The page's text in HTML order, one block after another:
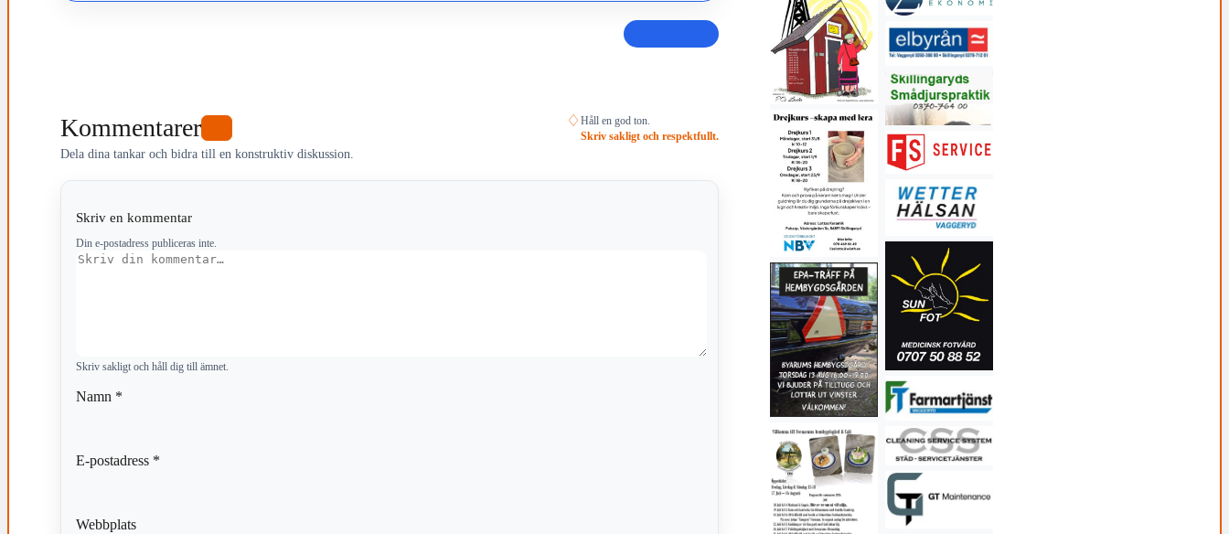
Kommentarer
Dela dina tankar och bidra till en konstruktiv diskussion.
♢ Håll en god ton.
Skriv sakligt och respektfullt.
Skriv en kommentar
Din e-postadress publiceras inte.
Kommentar
Skriv sakligt och håll dig till ämnet.
Namn *
E-postadress *
Webbplats